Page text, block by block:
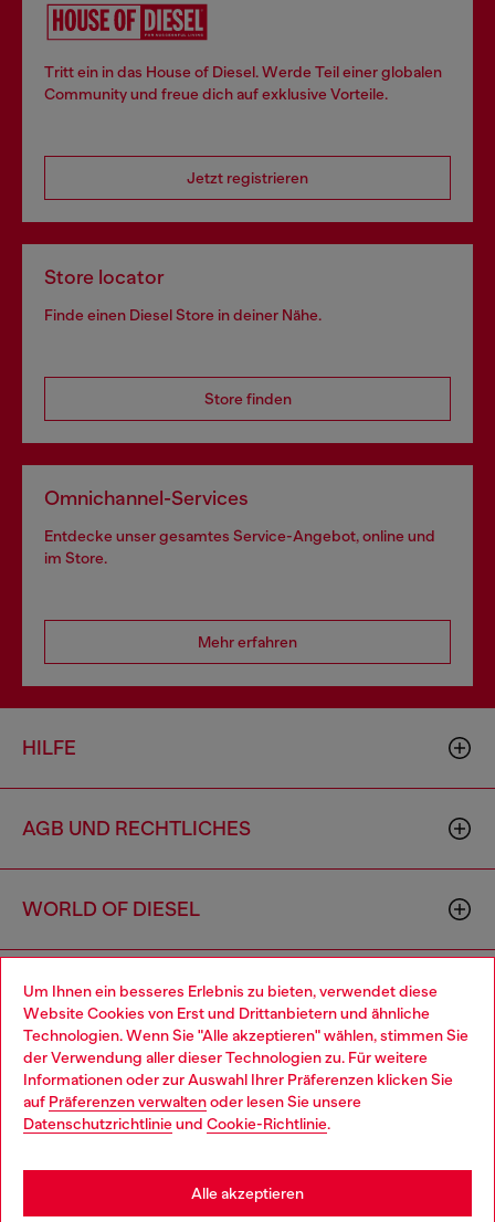
Um Ihnen ein besseres Erlebnis zu bieten, verwendet diese
Website Cookies von Erst und Drittanbietern und ähnliche
Technologien. Wenn Sie "Alle akzeptieren" wählen, stimmen Sie
der Verwendung aller dieser Technologien zu. Für weitere
Informationen oder zur Auswahl Ihrer Präferenzen klicken Sie
auf Präferenzen verwaltenoder lesen Sie unsere
Datenschutzrichtlinieund Cookie-Richtlinie.
Alle akzeptieren
Tritt ein in das House of Diesel. Werde Teil einer globalen
Community und freue dich auf exklusive Vorteile.
Jetzt registrieren
Store locator
Finde einen Diesel Store in deiner Nähe.
Store finden
Omnichannel-Services
Entdecke unser gesamtes Service-Angebot, online und
im Store.
Mehr erfahren
HILFE
AGB UND RECHTLICHES
WORLD OF DIESEL
CORPORATE
Country: AT Language: DE
Choose your location
You are currently browsing Österreich website, but it seems you
may be based in United States